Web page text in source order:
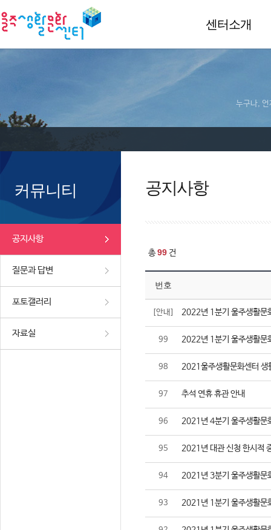
센터소개
누구나, 언
커뮤니티
공지사항
질문과 답변
포토갤러리
자료실
공지사항
총99 건
번호
[안내] 2022년 1분기 울주생활문
99 2022년 1분기 울주생활문
98 2021울주생활문화센터 생
97 추석 연휴 휴관 안내
96 2021년 4분기 울주생활문
95 2021년 대관 신청 한시적
94 2021년 3분기 울주생활문
93 2021년 1분기 울주생활문